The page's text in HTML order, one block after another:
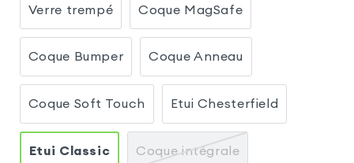
Verre trempé Coque MagSafe
Coque Bumper Coque Anneau
Coque Soft Touch Etui Chesterfield
Etui Classic Coque intégrale